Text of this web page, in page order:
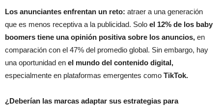
Los anunciantes enfrentan un reto: atraer a una generación
que es menos receptiva a la publicidad. Solo el 12% de los baby
boomers tiene una opinión positiva sobre los anuncios, en
comparación con el 47% del promedio global. Sin embargo, hay
una oportunidad en el mundo del contenido digital,
especialmente en plataformas emergentes como TikTok.
¿Deberían las marcas adaptar sus estrategias para